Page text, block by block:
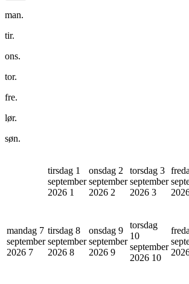
man.
tir.
ons.
tor.
fre.
lør.
søn.
tirsdag 1
september
2026 1
onsdag 2
september
2026 2
torsdag 3
september
2026 3
mandag 7
september
2026 7
tirsdag 8
september
2026 8
onsdag 9
september
2026 9
torsdag
10
september
2026 10